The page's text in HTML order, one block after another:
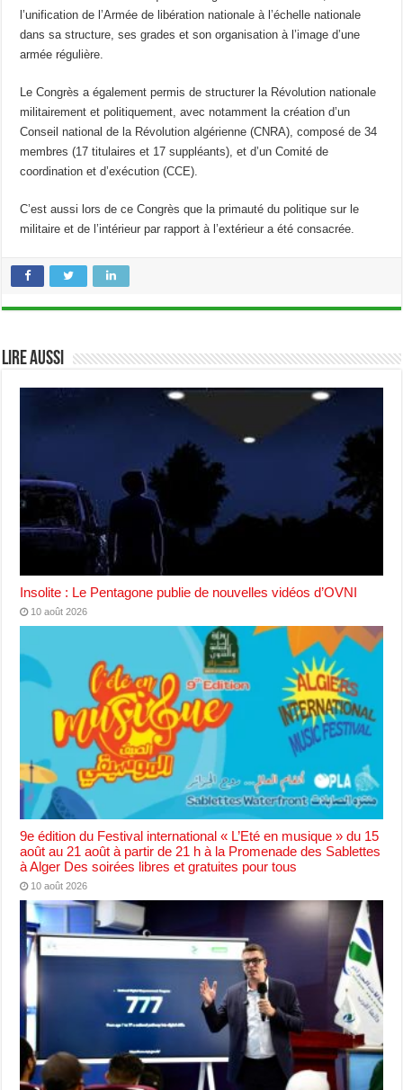
l’unification de l’Armée de libération nationale à l’échelle nationale
dans sa structure, ses grades et son organisation à l’image d’une
armée régulière.
Le Congrès a également permis de structurer la Révolution nationale
militairement et politiquement, avec notamment la création d’un
Conseil national de la Révolution algérienne (CNRA), composé de 34
membres (17 titulaires et 17 suppléants), et d’un Comité de
coordination et d’exécution (CCE).
C’est aussi lors de ce Congrès que la primauté du politique sur le
militaire et de l’intérieur par rapport à l’extérieur a été consacrée.
Lire aussi
Insolite : Le Pentagone publie de nouvelles vidéos d’OVNI
10 août 2026
9e édition du Festival international « L’Eté en musique » du 15
août au 21 août à partir de 21 h à la Promenade des Sablettes
à Alger Des soirées libres et gratuites pour tous
10 août 2026